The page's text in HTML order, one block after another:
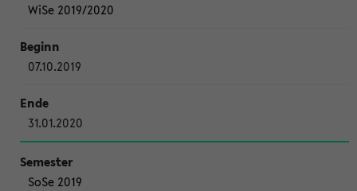
WiSe 2019/2020
07.10.2019
31.01.2020
SoSe 2019